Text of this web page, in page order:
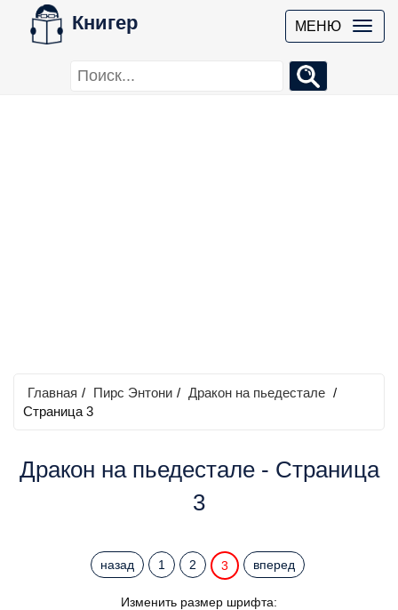
Книгер МЕНЮ
Главная / Пирс Энтони / Дракон на пьедестале /
Страница 3
Дракон на пьедестале - Страница
3
назад 1 2 3 вперед
Изменить размер шрифта: